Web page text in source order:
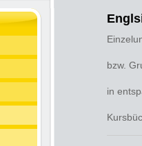
bzw.
in